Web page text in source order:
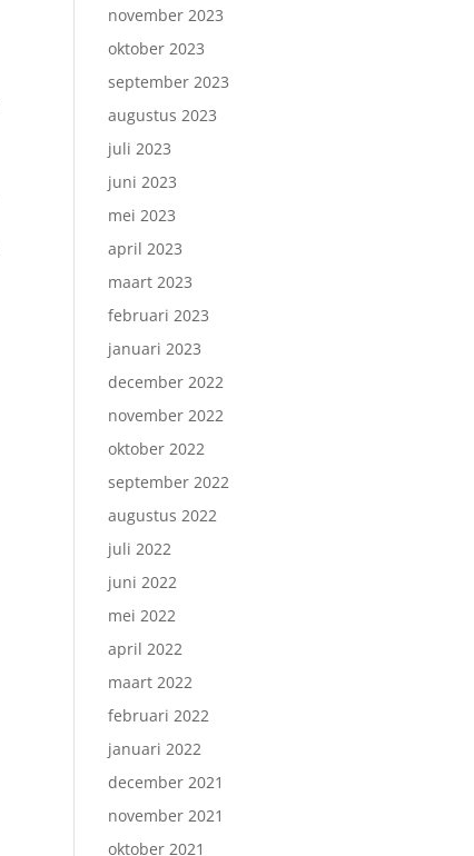
november 2023
oktober 2023
september 2023
augustus 2023
juli 2023
juni 2023
mei 2023
april 2023
maart 2023
februari 2023
januari 2023
december 2022
november 2022
oktober 2022
september 2022
augustus 2022
juli 2022
juni 2022
mei 2022
april 2022
maart 2022
februari 2022
januari 2022
december 2021
november 2021
oktober 2021